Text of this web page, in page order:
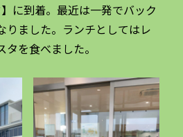
に到着。最近は一発でバック
りました。ランチとしてはレ
を食べました。